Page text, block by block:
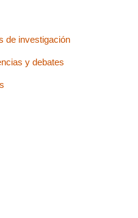
de investigación
y debates